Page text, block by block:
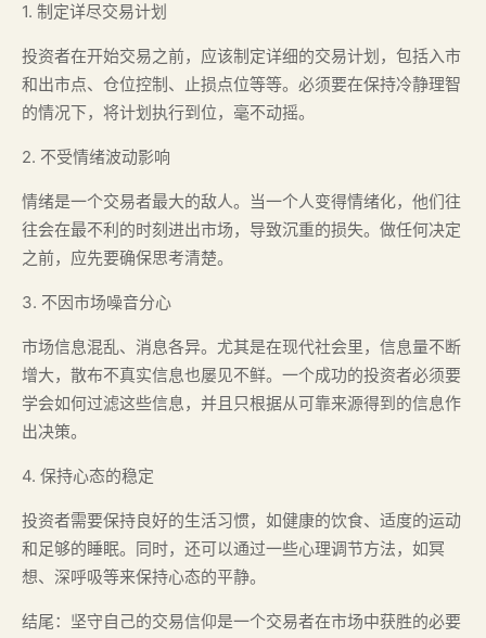
1. 制定详尽交易计划
投资者在开始交易之前，应该制定详细的交易计划，包括入市
和出市点、仓位控制、止损点位等等。必须要在保持冷静理智
的情况下，将计划执行到位，毫不动摇。
2. 不受情绪波动影响
情绪是一个交易者最大的敌人。当一个人变得情绪化，他们往
往会在最不利的时刻进出市场，导致沉重的损失。做任何决定
之前，应先要确保思考清楚。
3. 不因市场噪音分心
市场信息混乱、消息各异。尤其是在现代社会里，信息量不断
增大，散布不真实信息也屡见不鲜。一个成功的投资者必须要
学会如何过滤这些信息，并且只根据从可靠来源得到的信息作
出决策。
4. 保持心态的稳定
投资者需要保持良好的生活习惯，如健康的饮食、适度的运动
和足够的睡眠。同时，还可以通过一些心理调节方法，如冥
想、深呼吸等来保持心态的平静。
结尾：坚守自己的交易信仰是一个交易者在市场中获胜的必要